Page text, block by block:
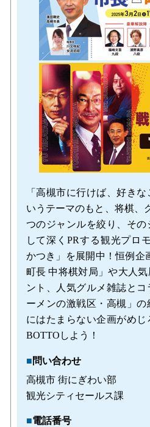
「高槻市に行けば、好き
いうテーマのもと、将棋、
つのジャンルを絞り、そ
して深くPRする観光プロ
かつき」を展開中！恒例企
町長 中将棋対局」や大人
ント、人気グルメ雑誌と
ーメンの激戦区・高槻」
にはたまらない企画がめ
BOTTOしよう！
■問い合わせ
高槻市 街にぎわい部
観光シティセールス課
■電話番号